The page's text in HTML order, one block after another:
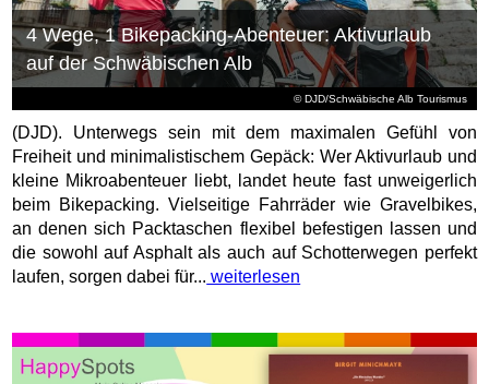
© DJD/Schwäbische Alb Tourismus
4 Wege, 1 Bikepacking-Abenteuer: Aktivurlaub
auf der Schwäbischen Alb
(DJD). Unterwegs sein mit dem maximalen Gefühl von
Freiheit und minimalistischem Gepäck: Wer Aktivurlaub und
kleine Mikroabenteuer liebt, landet heute fast unweigerlich
beim Bikepacking. Vielseitige Fahrräder wie Gravelbikes,
an denen sich Packtaschen flexibel befestigen lassen und
die sowohl auf Asphalt als auch auf Schotterwegen perfekt
laufen, sorgen dabei für... weiterlesen